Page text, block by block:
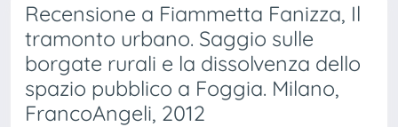
Recensione a Fiammetta Fanizza, Il
tramonto urbano. Saggio sulle
borgate rurali e la dissolvenza dello
spazio pubblico a Foggia. Milano,
FrancoAngeli, 2012